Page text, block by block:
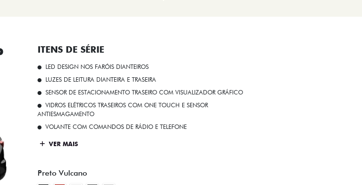
ITENS DE SÉRIE
LED DESIGN NOS FARÓIS DIANTEIROS
LUZES DE LEITURA DIANTEIRA E TRASEIRA
SENSOR DE ESTACIONAMENTO TRASEIRO COM VISUALIZADOR GRÁFICO
VIDROS ELÉTRICOS TRASEIROS COM ONE TOUCH E SENSOR
ANTIESMAGAMENTO
VOLANTE COM COMANDOS DE RÁDIO E TELEFONE
VER MAIS
Preto Vulcano